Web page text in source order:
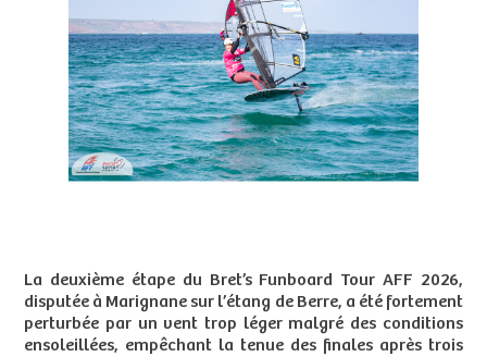
La deuxième étape du Bret’s Funboard Tour AFF 2026,
disputée à Marignane sur l’étang de Berre, a été fortement
perturbée par un vent trop léger malgré des conditions
ensoleillées, empêchant la tenue des finales après trois